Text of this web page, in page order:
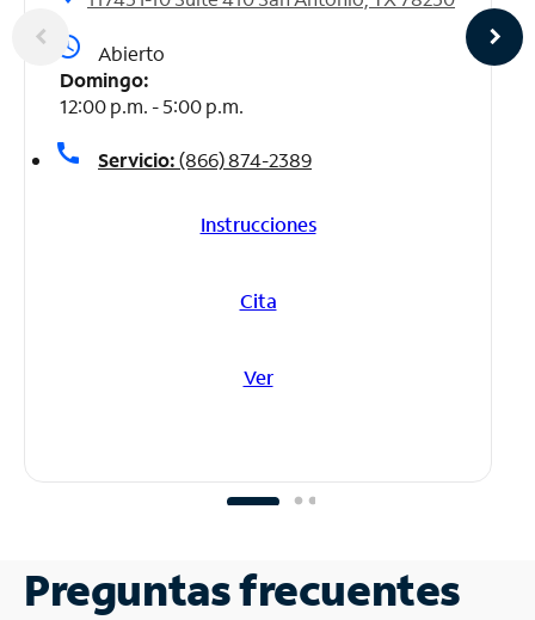
access_time
Abierto
Domingo:
12:00 p.m. - 5:00 p.m.
call Servicio:(866) 874-2389
Instrucciones
Cita
Ver
Preguntas frecuentes